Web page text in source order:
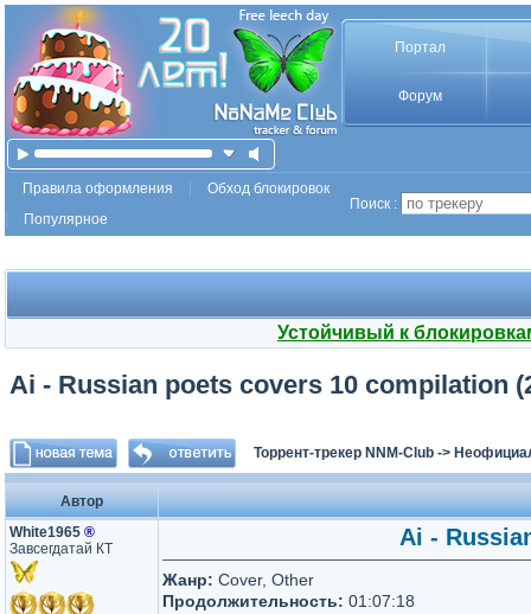
Портал
Форум
Правила оформления
Обход блокировок
Популярное
Поиск :
Устойчивый к
Ai - Russian poets covers 10 compilation
Торрент-трекер NNM-Club ->
Автор
White1965 ®
Завсегдатай КТ
Ai -
Жанр: Cover, Other
Продолжительность: 01:07:18